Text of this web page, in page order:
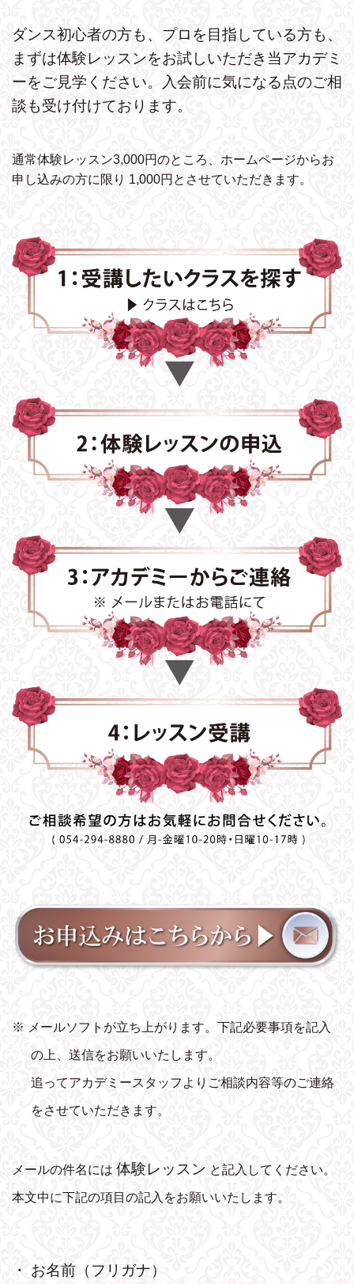
ダンス初心者の方も、プロを目指している方も、
まずは体験レッスンをお試しいただき 当アカデミ
ーをご見学ください。
入会前に気になる点のご相
談も受け付けております。
通常体験レッスン3,000円のところ、ホームページからお
申し込みの方に限り 1,000円とさせていただきます。
※ メールソフトが立ち上がります。下記必要事項を記入
の上、送信をお願いいたします。
追ってアカデミースタッフよりご相談内容等のご連絡
をさせていただきます。
メールの件名には 体験レッスン と記入してください。
本文中に下記の項目の記入をお願いいたします。
・ お名前（フリガナ）